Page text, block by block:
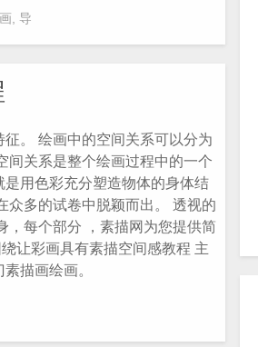
导
。 绘画中的空间关系可以分为
间关系是整个绘画过程中的一个
用色彩充分塑造物体的身体结
众多的试卷中脱颖而出。 透视的
，每个部分 ，素描网为您提供简
让彩画具有素描空间感教程 主
描画绘画。